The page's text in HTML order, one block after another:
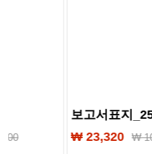
보고서표지_25
₩ 23,320
₩ 1000